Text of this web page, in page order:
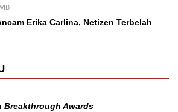
Erika Carlina, Netizen Terbelah
Breakthrough Awards